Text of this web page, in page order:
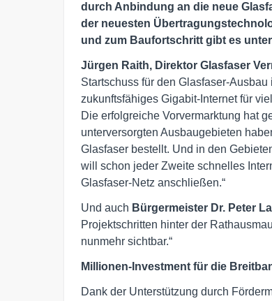
durch Anbindung an die neue
der neuesten
und zum Baufortschritt gibt es unter
Jürgen Raith, Direktor Glasfaser
Startschuss für den Glasfaser-
zukunftsfähiges Gigabit-Internet für
Die erfolgreiche Vorvermarktung hat
unterversorgten Ausbaugebieten
Glasfaser bestellt. Und in den
will schon jeder Zweite schnelles
Glasfaser-Netz anschließen.“
Und auch Bürgermeister Dr. Peter
Projektschritten hinter der
nunmehr sichtbar.“
Millionen-Investment für die
Dank der Unterstützung durch